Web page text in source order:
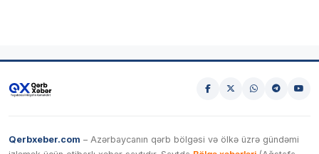
Qerbxeber.com – Azərbaycanın qərb bölgəsi və ölkə üzrə gündəmi